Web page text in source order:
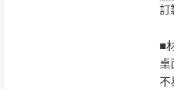
訂
■
桌
不